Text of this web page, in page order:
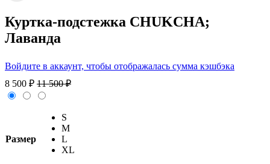
Куртка-подстежка CHUKCHA;
Лаванда
Войдите в аккаунт, чтобы отображалась сумма кэшбэка
8 500 ₽ 11 500₽
Размер
S
M
L
XL